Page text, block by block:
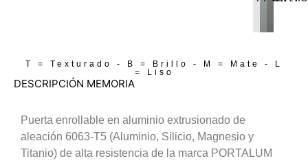
DESCRIPCIÓN MEMORIA
Puerta enrollable en aluminio extrusionado de
aleación 6063-T5 (Aluminio, Silicio, Magnesio y
Titanio) de alta resistencia de la marca PORTALUM
T = Texturado - B = Brillo - M = Mate - L
= Liso